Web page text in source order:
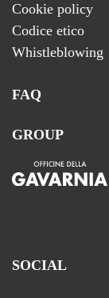
Cookie policy
Codice etico
Whistleblowing
FAQ
GROUP
SOCIAL